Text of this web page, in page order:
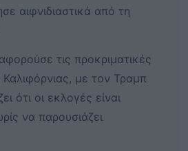
αιφνιδιαστικά από τη
τις προκριματικές
με τον Τραμπ
ότι οι εκλογές είναι
να παρουσιάζει